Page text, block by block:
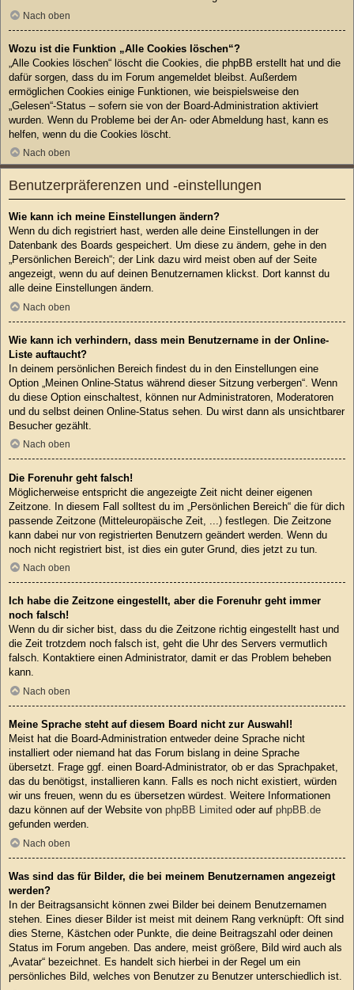
Nach oben
Wozu ist die Funktion „Alle Cookies löschen“?
„Alle Cookies löschen“ löscht die Cookies, die phpBB erstellt hat und die
dafür sorgen, dass du im Forum angemeldet bleibst. Außerdem
ermöglichen Cookies einige Funktionen, wie beispielsweise den
„Gelesen“-Status – sofern sie von der Board-Administration aktiviert
wurden. Wenn du Probleme bei der An- oder Abmeldung hast, kann es
helfen, wenn du die Cookies löscht.
Nach oben
Benutzerpräferenzen und -einstellungen
Wie kann ich meine Einstellungen ändern?
Wenn du dich registriert hast, werden alle deine Einstellungen in der
Datenbank des Boards gespeichert. Um diese zu ändern, gehe in den
„Persönlichen Bereich“; der Link dazu wird meist oben auf der Seite
angezeigt, wenn du auf deinen Benutzernamen klickst. Dort kannst du
alle deine Einstellungen ändern.
Nach oben
Wie kann ich verhindern, dass mein Benutzername in der Online-
Liste auftaucht?
In deinem persönlichen Bereich findest du in den Einstellungen eine
Option „Meinen Online-Status während dieser Sitzung verbergen“. Wenn
du diese Option einschaltest, können nur Administratoren, Moderatoren
und du selbst deinen Online-Status sehen. Du wirst dann als unsichtbarer
Besucher gezählt.
Nach oben
Die Forenuhr geht falsch!
Möglicherweise entspricht die angezeigte Zeit nicht deiner eigenen
Zeitzone. In diesem Fall solltest du im „Persönlichen Bereich“ die für dich
passende Zeitzone (Mitteleuropäische Zeit, ...) festlegen. Die Zeitzone
kann dabei nur von registrierten Benutzern geändert werden. Wenn du
noch nicht registriert bist, ist dies ein guter Grund, dies jetzt zu tun.
Nach oben
Ich habe die Zeitzone eingestellt, aber die Forenuhr geht immer
noch falsch!
Wenn du dir sicher bist, dass du die Zeitzone richtig eingestellt hast und
die Zeit trotzdem noch falsch ist, geht die Uhr des Servers vermutlich
falsch. Kontaktiere einen Administrator, damit er das Problem beheben
kann.
Nach oben
Meine Sprache steht auf diesem Board nicht zur Auswahl!
Meist hat die Board-Administration entweder deine Sprache nicht
installiert oder niemand hat das Forum bislang in deine Sprache
übersetzt. Frage ggf. einen Board-Administrator, ob er das Sprachpaket,
das du benötigst, installieren kann. Falls es noch nicht existiert, würden
wir uns freuen, wenn du es übersetzen würdest. Weitere Informationen
dazu können auf der Website von phpBB Limited oder auf phpBB.de
gefunden werden.
Nach oben
Was sind das für Bilder, die bei meinem Benutzernamen angezeigt
werden?
In der Beitragsansicht können zwei Bilder bei deinem Benutzernamen
stehen. Eines dieser Bilder ist meist mit deinem Rang verknüpft: Oft sind
dies Sterne, Kästchen oder Punkte, die deine Beitragszahl oder deinen
Status im Forum angeben. Das andere, meist größere, Bild wird auch als
„Avatar“ bezeichnet. Es handelt sich hierbei in der Regel um ein
persönliches Bild, welches von Benutzer zu Benutzer unterschiedlich ist.